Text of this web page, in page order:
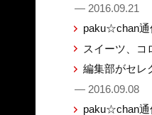
— 2016.09.21
paku☆chan通
スイーツ、コ
編集部がセレ
— 2016.09.08
paku☆chan通